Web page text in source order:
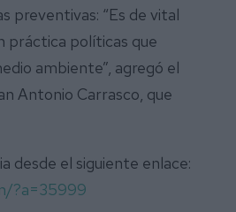
preventivas: “Es de vital
práctica políticas que
ambiente”, agregó el
Antonio Carrasco, que
desde el siguiente enlace:
?a=35999